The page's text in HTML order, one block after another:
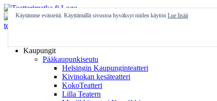
Skip
to
content
Kaupungit
Pääkaupunkiseutu
Helsingin Kaupunginteatteri
Kivinokan kesäteatteri
KokoTeatteri
Lilla Teatern
Käytämme evästeitä. Käyttämällä sivustoa hyväksyt niiden käytön Lue lisää